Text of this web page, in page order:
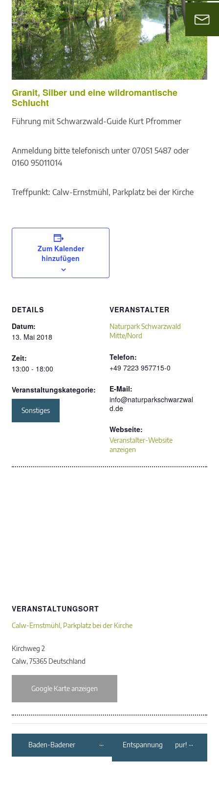
Granit, Silber und eine wildromantische
Schlucht
Führung mit Schwarzwald-Guide Kurt Pfrommer
Anmeldung bitte telefonisch unter 07051 5487 oder
0160 95011014
Treffpunkt: Calw-Ernstmühl, Parkplatz bei der Kirche
Zum Kalender
hinzufügen
DETAILS
Datum:
13. Mai 2018
Zeit:
13:00 - 18:00
Veranstaltungskategorie:
Sonstiges
VERANSTALTER
Naturpark Schwarzwald
Mitte/Nord
Telefon:
+49 7223 957715-0
E-Mail:
info@naturparkschwarzwal
d.de
Webseite:
Veranstalter-Website
anzeigen
VERANSTALTUNGSORT
Calw-Ernstmühl, Parkplatz bei der Kirche
Kirchweg 2
Calw,75365 Deutschland
Google Karte anzeigen
Baden-Badener
Entspannung pur!
am Muttertag – für